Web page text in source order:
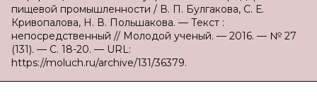
пищевой промышленности / В. П. Булгакова, С. Е.
Кривопалова, Н. В. Польшакова. — Текст :
непосредственный // Молодой ученый. — 2016. — № 27
(131). — С. 18-20. — URL:
https://moluch.ru/archive/131/36379.